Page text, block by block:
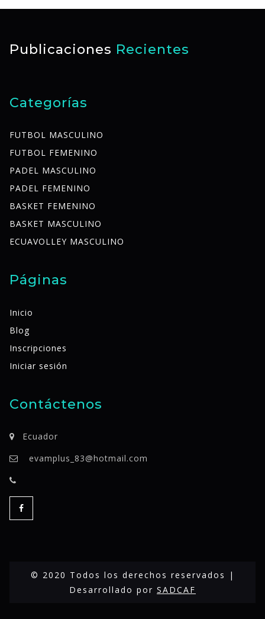
Publicaciones Recientes
Categorías
FUTBOL MASCULINO
FUTBOL FEMENINO
PADEL MASCULINO
PADEL FEMENINO
BASKET FEMENINO
BASKET MASCULINO
ECUAVOLLEY MASCULINO
Páginas
Inicio
Blog
Inscripciones
Iniciar sesión
Contáctenos
Ecuador
evamplus_83@hotmail.com
© 2020 Todos los derechos reservados |
Desarrollado por SADCAF